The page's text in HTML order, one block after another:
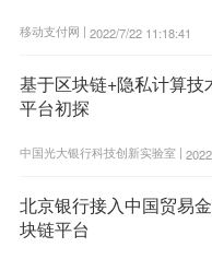
移动支付网 | 2022/7/22 11:18:41
基于区块链+隐私计算技
平台初探
中国光大银行科技创新实验室 |
北京银行接入中国贸易
块链平台